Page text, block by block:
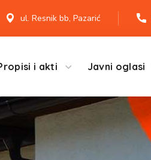
ul. Resnik bb, Pazarić
i akti Javni oglasi